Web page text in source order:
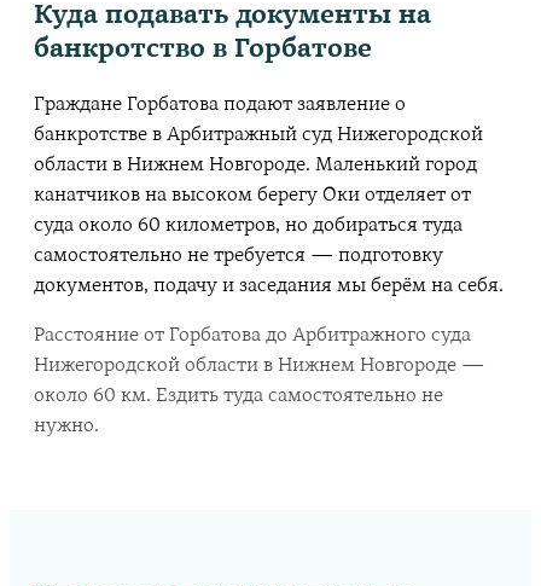
Куда подавать документы на
банкротство в Горбатове
Граждане Горбатова подают заявление о
банкротстве в Арбитражный суд Нижегородской
области в Нижнем Новгороде. Маленький город
канатчиков на высоком берегу Оки отделяет от
суда около 60 километров, но добираться туда
самостоятельно не требуется — подготовку
документов, подачу и заседания мы берём на себя.
Расстояние от Горбатова до Арбитражного суда
Нижегородской области в Нижнем Новгороде —
около 60 км. Ездить туда самостоятельно не
нужно.